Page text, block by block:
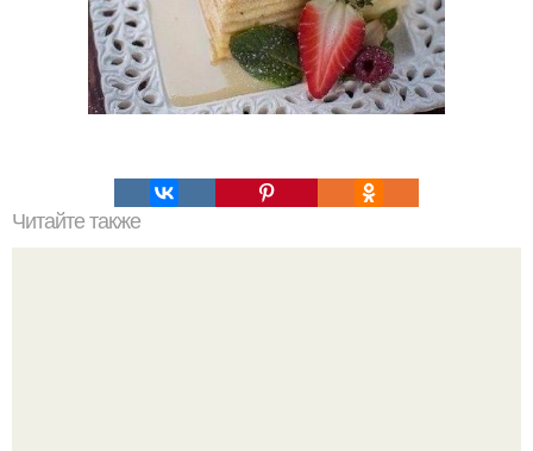
Читайте также